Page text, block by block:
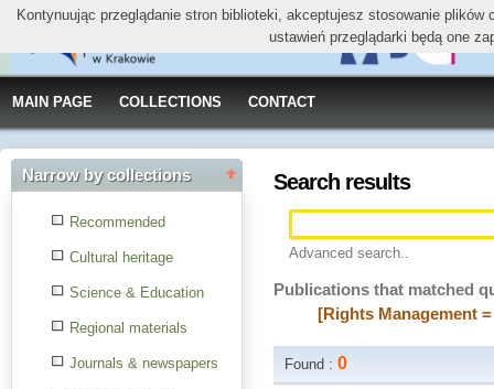
MAIN PAGE COLLECTIONS CONTACT
Narrow by collections
Recommended
Cultural heritage
Science & Education
Regional materials
Journals & newspapers
Search results
Advanced search..
Publications that matched
[Rights Management
Found :0
Kontynuując przeglądanie stron biblioteki, akceptujesz stosowanie
ustawień przeglądarki będą one